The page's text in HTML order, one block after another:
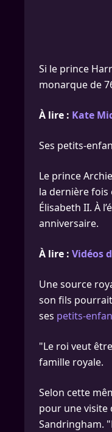
Si le prince
monarque de
À lire : Kate
Ses petits-
Le prince
la dernière fois
Élisabeth II. À
anniversaire.
À lire : Vidéos
Une source
son fils
ses petits-
"Le roi veut
famille royale.
Selon cette
pour une visite
Sandringham.